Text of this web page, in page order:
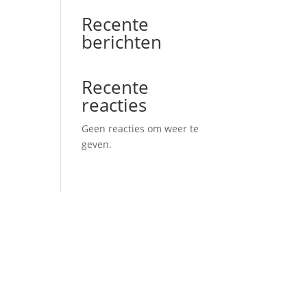
Recente
berichten
Recente
reacties
Geen reacties om weer te
geven.